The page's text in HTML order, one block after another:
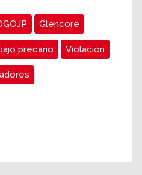
Glencore
precario Violación